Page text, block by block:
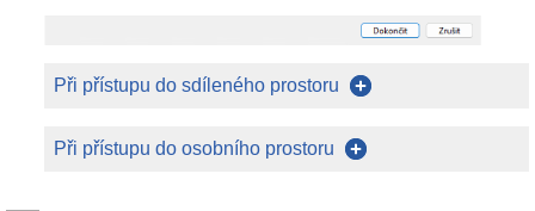
Při přístupu do sdíleného prostoru
Při přístupu do osobního prostoru